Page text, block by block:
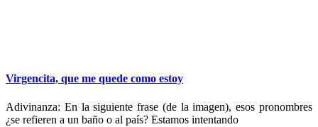
Virgencita, que me quede como estoy
Adivinanza: En la siguiente frase (de la imagen), esos pronombres
¿se refieren a un baño o al país? Estamos intentando